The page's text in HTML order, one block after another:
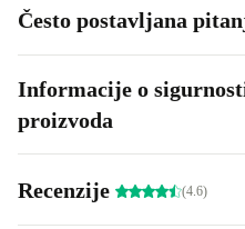
Često postavljana
Informacije o
proizvoda
Recenzije (4.6)